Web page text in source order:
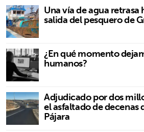
Una vía de agua retrasa
salida del pesquero de
¿En qué momento
humanos?
Adjudicado por dos
el asfaltado de decenas
Pájara